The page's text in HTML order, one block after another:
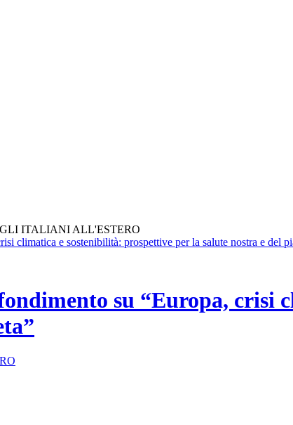
ITALIANI ALL'ESTERO
su “Europa, crisi